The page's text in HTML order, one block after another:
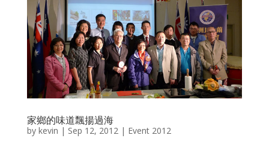
家鄉的味道飄揚過海
by kevin | Sep 12, 2012| Event 2012